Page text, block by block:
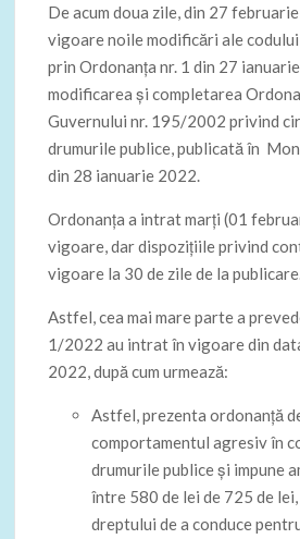
De acum doua zile, din 27
vigoare noile modificări ale
prin Ordonanţa nr. 1 din 27
modificarea şi completarea
Guvernului nr. 195/2002 privind
drumurile publice, publicată în
din 28 ianuarie 2022.
Ordonanţa a intrat marţi (01
vigoare, dar dispoziţiile privind
vigoare la 30 de zile de la
Astfel, cea mai mare parte a
1/2022 au intrat în vigoare din
2022, după cum urmează:
Astfel, prezenta ordonanţă
comportamentul agresiv în
drumurile publice şi impune
între 580 de lei de 725 de
dreptului de a conduce